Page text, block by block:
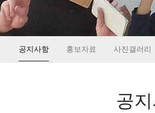
창작
교육
출판&
공지사항 홍보자료 사진갤러리
공